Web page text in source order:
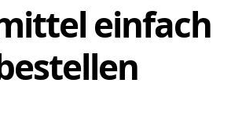
einfach